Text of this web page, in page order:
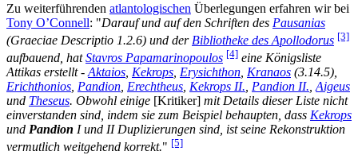
Zu weiterführenden atlantologischen Überlegungen erfahren wir bei
Tony O’Connell: "Darauf und auf den Schriften des Pausanias
(Graeciae Descriptio 1.2.6) und der Bibliotheke des Apollodorus [3]
aufbauend, hatStavros Papamarinopoulos [4] eine Königsliste
Attikas erstellt - Aktaios Kekrops Erysichthon Kranaos (3.14.5),
Erichthonios Pandion Erechtheus Kekrops II. Pandion II. Aigeus
und Theseus. Obwohl einige [Kritiker] mit Details dieser Liste nicht
einverstanden sind, indem sie zum Beispiel behaupten, dass Kekrops
und Pandion I und II Duplizierungen sind, ist seine Rekonstruktion
vermutlich weitgehend korrekt." [5]